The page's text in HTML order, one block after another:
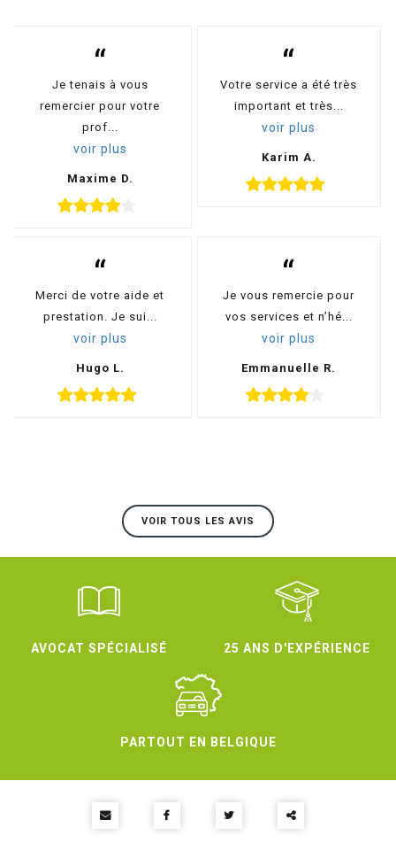
“
Je tenais à vous
remercier pour votre
prof...
voir plus
Maxime D.
“
Votre service a été très
important et très...
voir plus
Karim A.
“
Merci de votre aide et
prestation. Je sui...
voir plus
Hugo L.
“
Je vous remercie pour
vos services et n’hé...
voir plus
Emmanuelle R.
VOIR TOUS LES AVIS
AVOCAT SPÉCIALISÉ 25 ANS D'EXPÉRIENCE
PARTOUT EN BELGIQUE